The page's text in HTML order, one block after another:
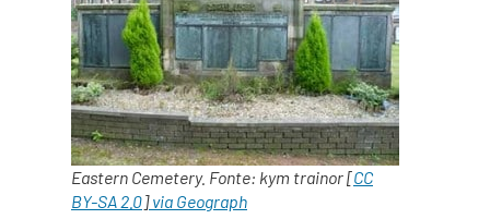
Eastern Cemetery. Fonte: kym trainor [CC
BY-SA 2.0]via Geograph